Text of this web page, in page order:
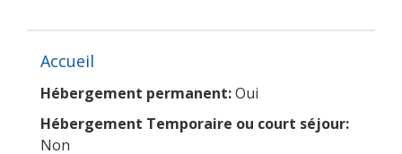
Accueil
Hébergement permanent:Oui
Hébergement Temporaire ou court séjour:
Non